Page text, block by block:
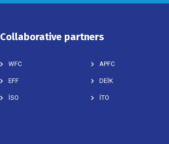
Collaborative partners
WFC APFC
EFF DEİK
İSO İTO